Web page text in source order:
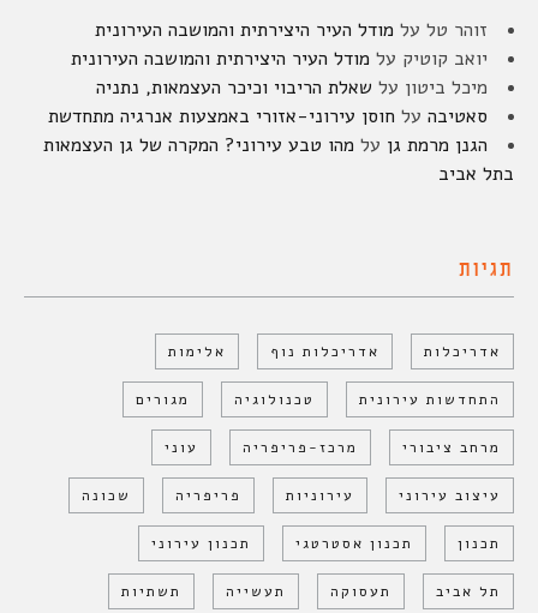
זוהר טל על מודל העיר היצירתית והמושבה העירונית
יואב קוטיק על מודל העיר היצירתית והמושבה העירונית
מיכל ביטון על שאלת הריבוי וכיכר העצמאות, נתניה
סאטיבה על חוסן עירוני-אזורי באמצעות אנרגיה מתחדשת
הגנן מרמת גן על מהו טבע עירוני? המקרה של גן העצמאות
בתל אביב
תגיות
אדריכלות אדריכלות נוף אלימות
התחדשות עירונית טכנולוגיה מגורים
מרחב ציבורי מרכז-פריפריה עוני
עיצוב עירוני עירוניות פריפריה שכונה
תכנון תכנון אסטרטגי תכנון עירוני
תל אביב תעסוקה תעשייה תשתיות